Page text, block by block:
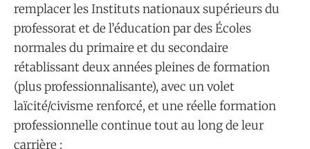
remplacer les Instituts nationaux supérieurs du
professorat et de l’éducation par des Écoles
normales du primaire et du secondaire
rétablissant deux années pleines de formation
(plus professionnalisante), avec un volet
laïcité/civisme renforcé, et une réelle formation
professionnelle continue tout au long de leur
carrière ;